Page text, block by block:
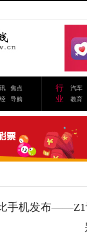
焦点
导购
行
业
汽车
教育
手机发布——Z1